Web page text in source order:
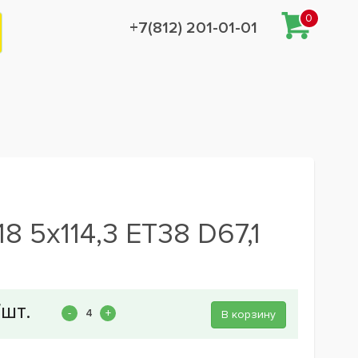
+7(812) 201-01-01
0
ET38 D67,1
В корзину